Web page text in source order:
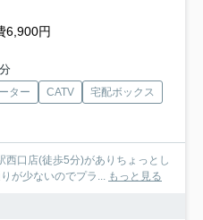
6,900円
ター CATV
宅配ボックス
口店(徒歩5分)がありちょっとし
が少ないのでプラ... もっと見る